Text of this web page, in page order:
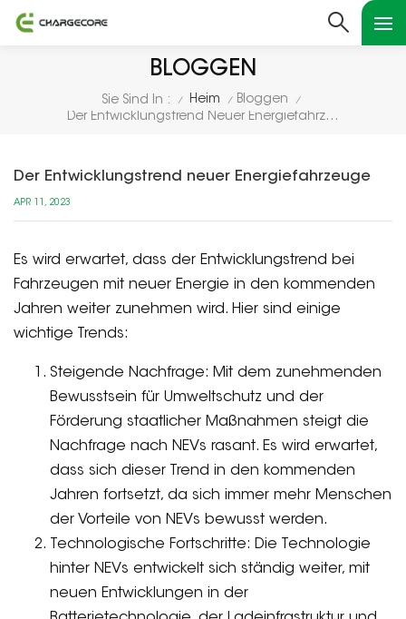
BLOGGEN
Sie Sind In : / Heim / Bloggen /
Der Entwicklungstrend Neuer Energiefahrzeuge
Der Entwicklungstrend neuer Energiefahrzeuge
APR 11, 2023
Es wird erwartet, dass der Entwicklungstrend bei
Fahrzeugen mit neuer Energie in den kommenden
Jahren weiter zunehmen wird. Hier sind einige
wichtige Trends:
Steigende Nachfrage: Mit dem zunehmenden
Bewusstsein für Umweltschutz und der
Förderung staatlicher Maßnahmen steigt die
Nachfrage nach NEVs rasant. Es wird erwartet,
dass sich dieser Trend in den kommenden
Jahren fortsetzt, da sich immer mehr Menschen
der Vorteile von NEVs bewusst werden.
Technologische Fortschritte: Die Technologie
hinter NEVs entwickelt sich ständig weiter, mit
neuen Entwicklungen in der